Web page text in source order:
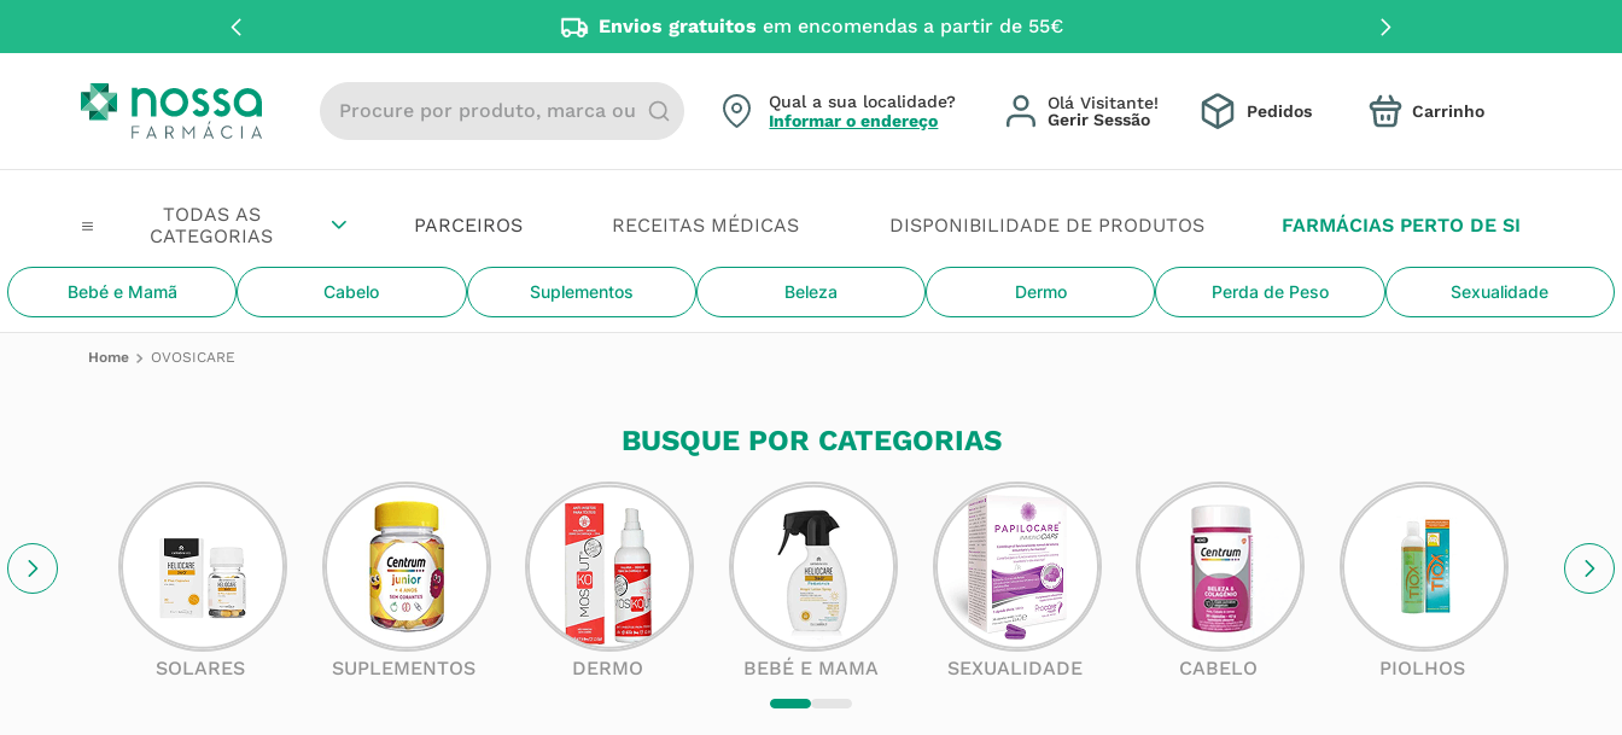
Envios gratuitos em encomendas a partir de 55€
Procure por produto, marca ou categoria
PARCEIROS RECEITAS MÉDICAS DISPONIBILIDADE DE PRODUTOS FARMÁCIAS PERTO DE SI
Bebé e Mamã Cabelo Suplementos Beleza Dermo Perda de Peso Sexualidade
Qual a sua localidade?
Informar o endereço
Olá Visitante! Pedidos
OVOSICARE
BUSQUE POR CATEGORIAS
SOLARES SUPLEMENTOS DERMO BEBÉ E MAMA SEXUALIDADE CABELO PIOLHOS